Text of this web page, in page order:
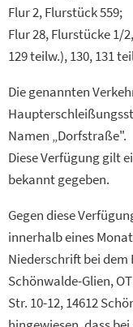
Flur 2, Flurstück 559;
Flur 28, Flurstücke 1/
129 teilw.), 130, 131
Die genannten
Namen „Dorfstraße".
Diese Verfügung gilt
bekannt gegeben.
Gegen diese
innerhalb eines
Niederschrift bei
Schönwalde-Glien,
Str. 10-12, 14612